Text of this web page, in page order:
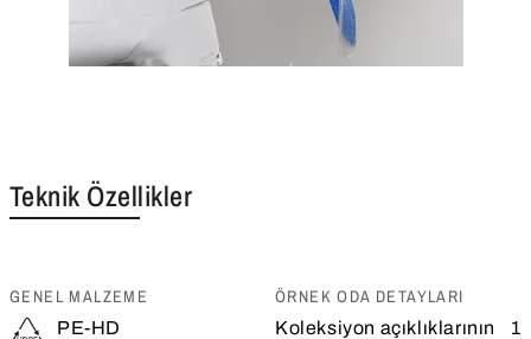
Teknik Özellikler
GENEL MALZEME
PE-HD
ÖRNEK ODA DETAYLARI
Koleksiyon açıklıklarının
1